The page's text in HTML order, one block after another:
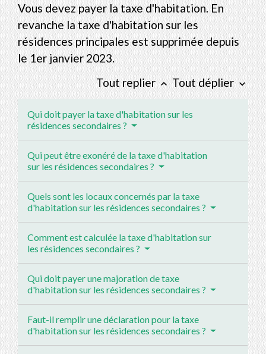
Vous devez payer la taxe d'habitation. En
revanche la taxe d'habitation sur les
résidences principales est supprimée depuis
le 1erjanvier 2023.
Tout replier keyboard_arrow_up Tout déplier keyboard_arrow_down
Qui doit payer la taxe d'habitation sur les
résidences secondaires ?
Qui peut être exonéré de la taxe d'habitation
sur les résidences secondaires ?
Quels sont les locaux concernés par la taxe
d'habitation sur les résidences secondaires ?
Comment est calculée la taxe d'habitation sur
les résidences secondaires ?
Qui doit payer une majoration de taxe
d'habitation sur les résidences secondaires ?
Faut-il remplir une déclaration pour la taxe
d'habitation sur les résidences secondaires ?